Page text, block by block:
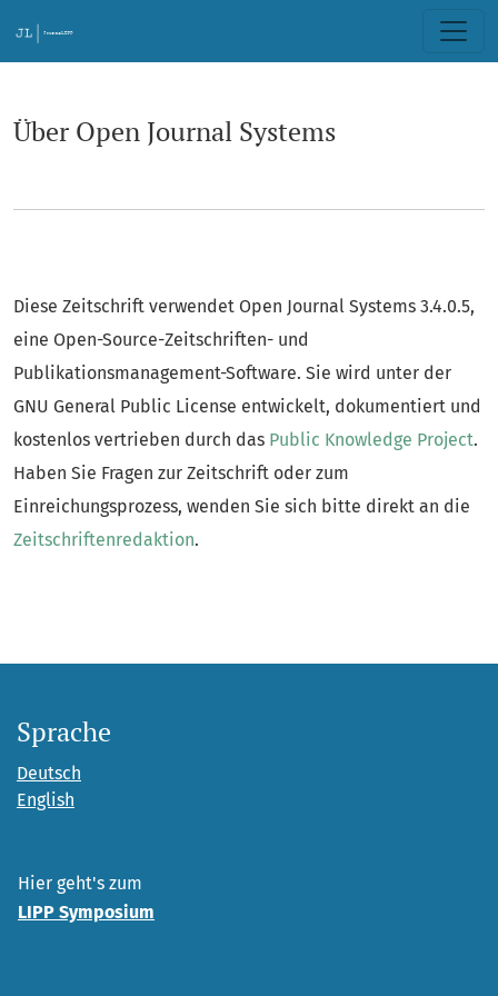
Über Open Journal Systems
Diese Zeitschrift verwendet Open Journal Systems 3.4.0.5,
eine Open-Source-Zeitschriften- und
Publikationsmanagement-Software. Sie wird unter der
GNU General Public License entwickelt, dokumentiert und
kostenlos vertrieben durch das Public Knowledge Project.
Haben Sie Fragen zur Zeitschrift oder zum
Einreichungsprozess, wenden Sie sich bitte direkt an die
Zeitschriftenredaktion.
Sprache
Deutsch
English
Hier geht's zum
LIPP Symposium